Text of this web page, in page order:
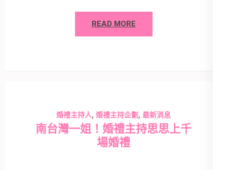
READ MORE
婚禮主持人, 婚禮主持企劃 , 最新消息
南台灣一姐！婚禮主持思思上千
場婚禮